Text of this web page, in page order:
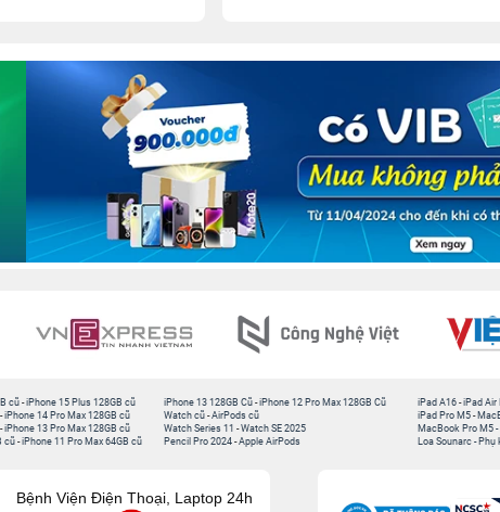
cũ -iPhone 15 Plus 128GB cũ
-iPhone 14 Pro Max 128GB cũ
-iPhone 13 Pro Max 128GB cũ
cũ-iPhone 11 Pro Max 64GB cũ
iPhone 13 128GB Cũ -iPhone 12 Pro Max 128GB Cũ
Watch cũ -AirPods cũ
Watch Series 11 -Watch SE 2025
Pencil Pro 2024 -Apple AirPods
iPad A16 -iPad Air
iPad Pro M5 -
MacBook Pro M5 -
Loa Sounarc - Phụ
Bệnh Viện Điện Thoại, Laptop 24h